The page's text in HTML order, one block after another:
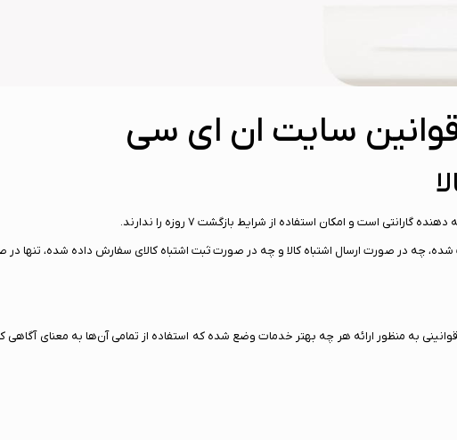
سایت ان ای سی
است و امکان استفاده از شرایط بازگشت ۷ روزه را ندارند.
چه در صورت ارسال اشتباه کالا و چه در صورت ثبت اشتباه کالای سفارش داده شده، تنها در